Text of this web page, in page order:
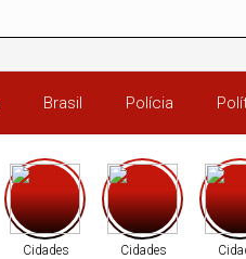
Brasil Polícia
Cidades Cidades